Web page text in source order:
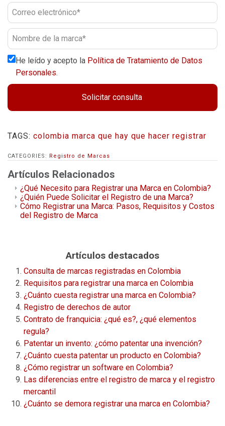
He leído y acepto la Política de Tratamiento de Datos
Personales.
Solicitar consulta
TAGS: colombia marca que hay que hacer registrar
CATEGORIES: Registro de Marcas
Artículos Relacionados
¿Qué Necesito para Registrar una Marca en Colombia?
¿Quién Puede Solicitar el Registro de una Marca?
Cómo Registrar una Marca: Pasos, Requisitos y Costos
del Registro de Marca
Artículos destacados
Consulta de marcas registradas en Colombia
Requisitos para registrar una marca en Colombia
¿Cuánto cuesta registrar una marca en Colombia?
Registro de derechos de autor
Contrato de franquicia: ¿qué es?, ¿qué elementos
regula?
Patentar un invento: ¿cómo patentar una invención?
¿Cuánto cuesta patentar un producto en Colombia?
¿Cómo registrar un software en Colombia?
Las diferencias entre el registro de marca y el registro
mercantil
¿Cuánto se demora registrar una marca en Colombia?